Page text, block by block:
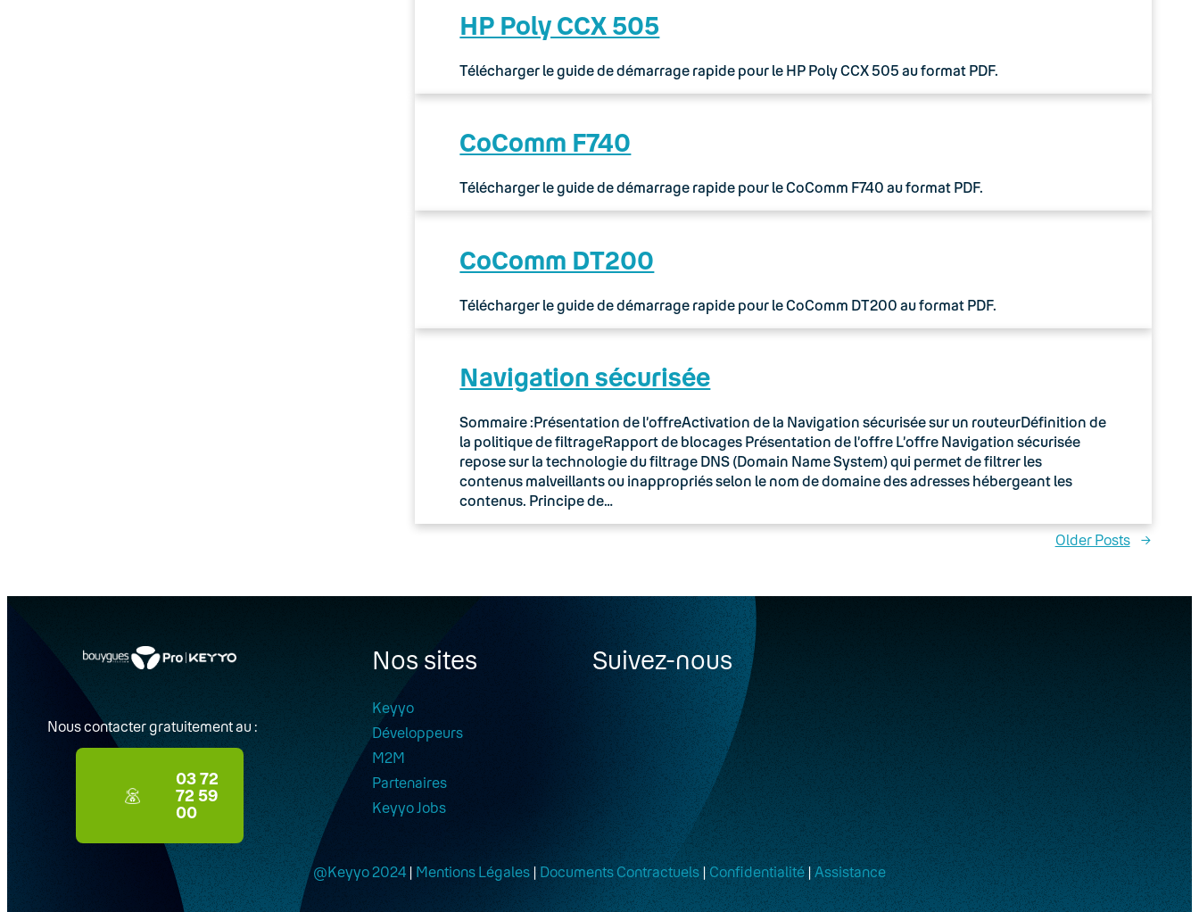
HP Poly CCX 505
Télécharger le guide de démarrage rapide pour le HP Poly CCX 505 au format PDF.
CoComm F740
Télécharger le guide de démarrage rapide pour le CoComm F740 au format PDF.
CoComm DT200
Télécharger le guide de démarrage rapide pour le CoComm DT200 au format PDF.
Navigation sécurisée
Sommaire :Présentation de l’offreActivation de la Navigation sécurisée sur un routeurDéfinition de
la politique de filtrageRapport de blocages Présentation de l’offre L’offre Navigation sécurisée
repose sur la technologie du filtrage DNS (Domain Name System) qui permet de filtrer les
contenus malveillants ou inappropriés selon le nom de domaine des adresses hébergeant les
contenus. Principe de…
Older Posts →
Nous contacter gratuitement au :
03 72
72 59
00
Nos sites
Keyyo
Développeurs
M2M
Partenaires
Keyyo Jobs
Suivez-nous
@Keyyo 2024| Mentions Légales | Documents Contractuels|Confidentialité|Assistance